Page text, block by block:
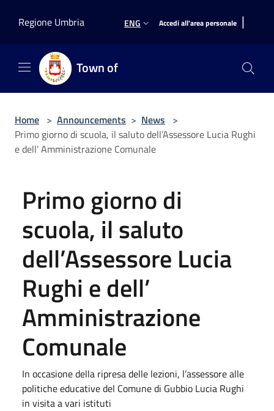
Regione Umbria
ENG Accedi all'area personale |
Town of
Home > Announcements > News >
Primo giorno di scuola, il saluto dell’Assessore Lucia Rughi
e dell’ Amministrazione Comunale
Primo giorno di
scuola, il saluto
dell’Assessore Lucia
Rughi e dell’
Amministrazione
Comunale
In occasione della ripresa delle lezioni, l’assessore alle
politiche educative del Comune di Gubbio Lucia Rughi
in visita a vari istituti